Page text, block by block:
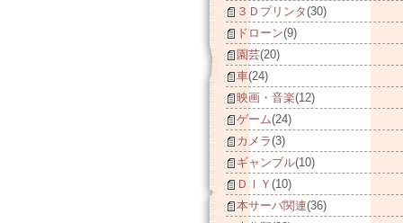
３Ｄプリンタ(30)
ドローン(9)
園芸(20)
車(24)
映画・音楽(12)
ゲーム(24)
カメラ(3)
ギャンブル(10)
ＤＩＹ (10)
本サーバ関連(36)